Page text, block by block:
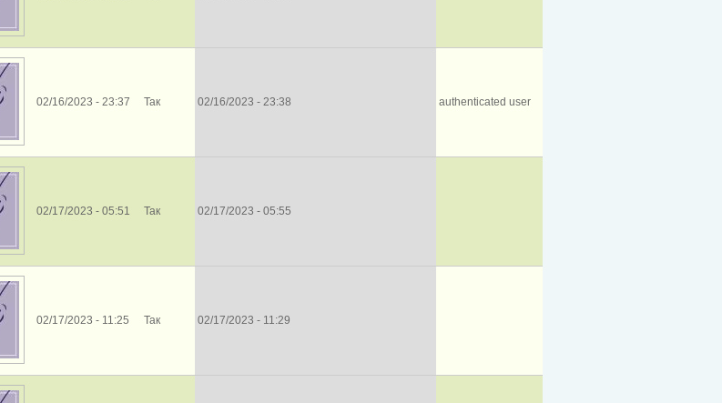
02/16/2023 - 23:37 Так 02/16/2023 - 23:38 authenticated user
02/17/2023 - 05:51 Так 02/17/2023 - 05:55
02/17/2023 - 11:25 Так 02/17/2023 - 11:29